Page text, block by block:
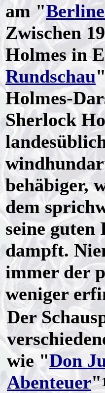
am "
Zwischen
Holmes in
Rundschau"
Holmes-
Sherlock
behäbiger,
dem
seine
dampft.
immer der
weniger
Der
wie "Don
Abenteuer"